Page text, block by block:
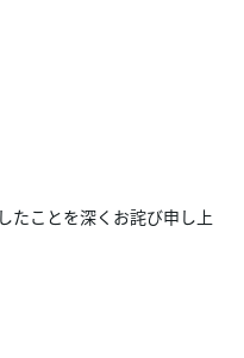
たことを深くお詫び申し上